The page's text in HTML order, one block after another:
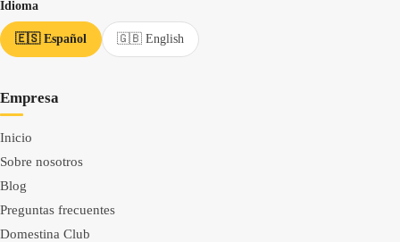
Idioma
🇪🇸 Español 🇬🇧 English
Empresa
Inicio
Sobre nosotros
Blog
Preguntas frecuentes
Domestina Club